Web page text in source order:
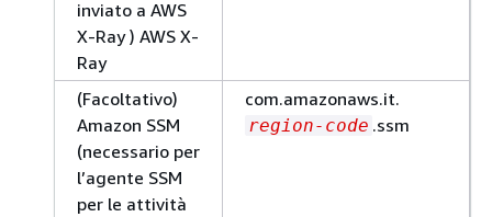
inviato a AWS
X-Ray ) AWS X-
Ray
(Facoltativo)
Amazon SSM
(necessario per
l’agente SSM
per le attività
com.amazonaws.it.
region-code .ssm